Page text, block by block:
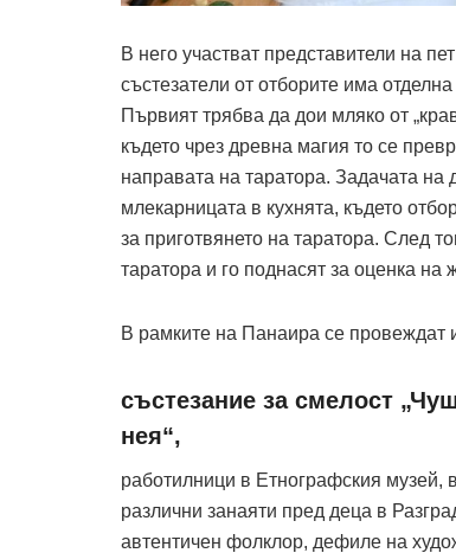
В него участват представители на
състезатeли от отборите има
Първият трябва да дои мляко от
където чрез древна магия то се
направата на таратора. Задачата на
млекарницата в кухнята, където
за приготвянето на таратора. След
таратора и го поднасят за оценка на
В рамките на Панаира се провеждат
състезание за смелост
нея“,
работилници в Етнографския музей,
различни занаяти пред деца в
автентичен фолклор, дефиле на